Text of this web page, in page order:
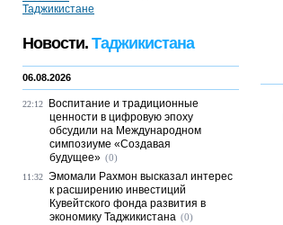
Новости. Таджикистана
06.08.2026
22:12
Воспитание и традиционные
ценности в цифровую эпоху
обсудили на Международном
симпозиуме «Создавая
будущее» (0)
11:32 Эмомали Рахмон высказал интерес
к расширению инвестиций
Кувейтского фонда развития в
экономику Таджикистана (0)